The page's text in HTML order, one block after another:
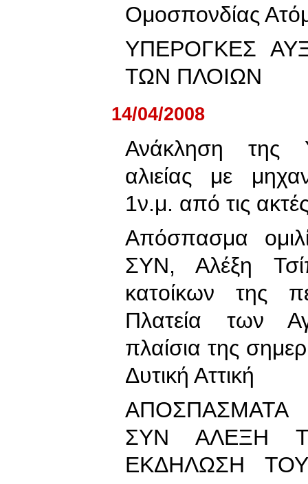
Ομοσπονδίας
ΥΠΕΡΟΓΚΕΣ
ΤΩΝ ΠΛΟΙΩΝ
14/04/2008
Ανάκληση της
αλιείας με
1ν.μ. από τις
Απόσπασμα
ΣΥΝ, Αλέξη
κατοίκων της
Πλατεία των
πλαίσια της
Δυτική Αττική
ΑΠΟΣΠΑΣΜΑΤΑ
ΣΥΝ ΑΛΕΞΗ
ΕΚΔΗΛΩΣΗ